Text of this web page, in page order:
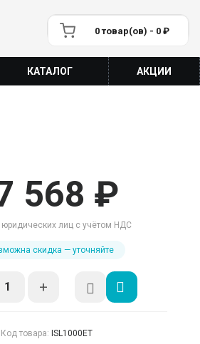
0 товар(ов) - 0 ₽
КАТАЛОГ АКЦИИ
568 ₽
лиц с учётом НДС
скидка — уточняйте
+
Код товара: ISL1000ET